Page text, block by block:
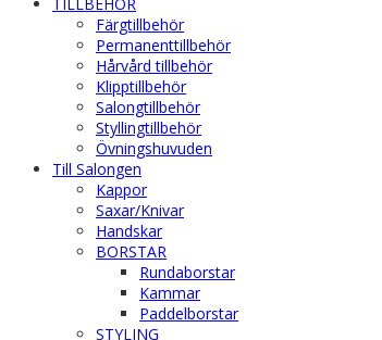
Färgtillbehör
Permanenttillbehör
Hårvård tillbehör
Klipptillbehör
Salongtillbehör
Styllingtillbehör
Övningshuvuden
Till Salongen
Kappor
Saxar/Knivar
Handskar
BORSTAR
Rundaborstar
Kammar
Paddelborstar
STYLING